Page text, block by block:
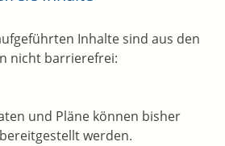
Inhalte sind aus den
nicht barrierefrei:
und Pläne können bisher
werden.